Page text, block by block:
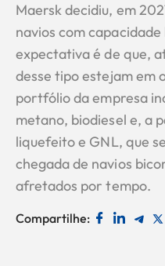
Maersk decidiu, em
navios com
expectativa é de que,
desse tipo estejam em
portfólio da empresa
metano, biodiesel e, a
liquefeito e GNL, que
chegada de navios
afretados por tempo.
Compartilhe: